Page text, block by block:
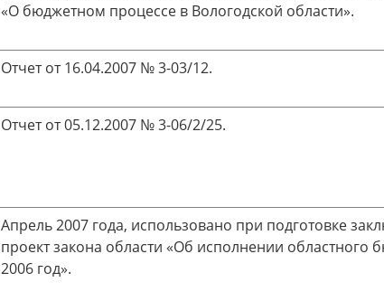
«О бюджетном процессе в Вологодской области».
Отчет от 16.04.2007 № 3-03/12.
Отчет от 05.12.2007 № 3-06/2/25.
Апрель 2007 года, использовано при подготовке
проект закона области «Об исполнении областного
2006 год».